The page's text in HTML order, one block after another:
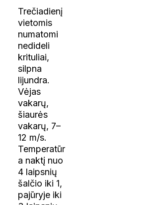
Trečiadienį
vietomis
numatomi
nedideli
krituliai,
silpna
lijundra.
Vėjas
vakarų,
šiaurės
vakarų, 7–
12 m/s.
Temperatūr
a naktį nuo
4 laipsnių
šalčio iki 1,
pajūryje iki